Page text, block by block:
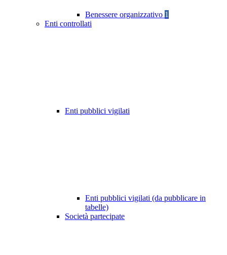
Benessere organizzativo 1
Enti controllati
Enti pubblici vigilati
Enti pubblici vigilati (da pubblicare in
tabelle)
Società partecipate